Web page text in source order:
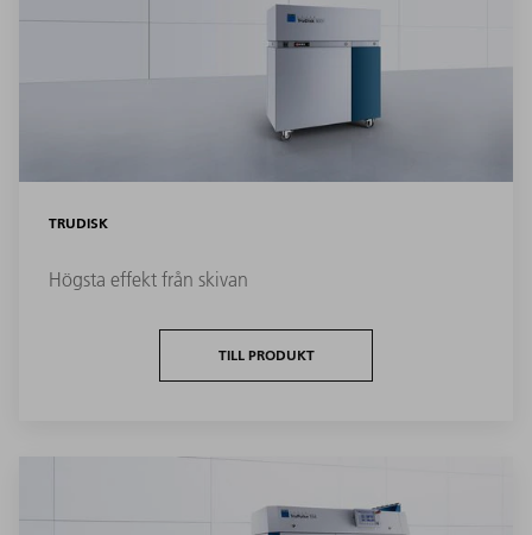
TRUDISK
Högsta effekt från skivan
TILL PRODUKT